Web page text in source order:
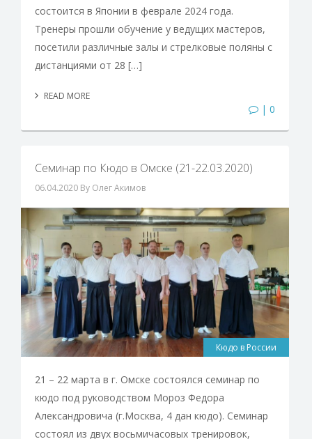
состоится в Японии в феврале 2024 года.
Тренеры прошли обучение у ведущих мастеров,
посетили различные залы и стрелковые поляны с
дистанциями от 28 […]
READ MORE
| 0
Семинар по Кюдо в Омске (21-22.03.2020)
06.04.2020 By Олег Акимов
Кюдо в России
21 – 22 марта в г. Омске состоялся семинар по
кюдо под руководством Мороз Федора
Александровича (г.Москва, 4 дан кюдо). Семинар
состоял из двух восьмичасовых тренировок,